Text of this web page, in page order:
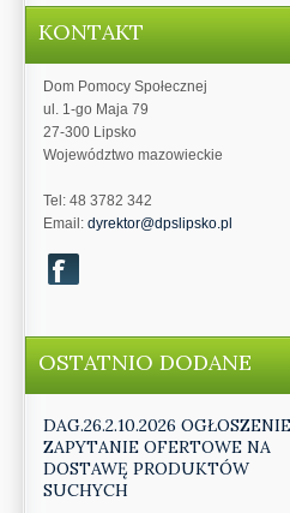
KONTAKT
Dom Pomocy Społecznej
ul. 1-go Maja 79
27-300 Lipsko
Województwo mazowieckie
Tel: 48 3782 342
Email: dyrektor@dpslipsko.pl
OSTATNIO DODANE
DAG.26.2.10.2026
ZAPYTANIE OFERTOWE NA
DOSTAWĘ PRODUKTÓW
SUCHYCH